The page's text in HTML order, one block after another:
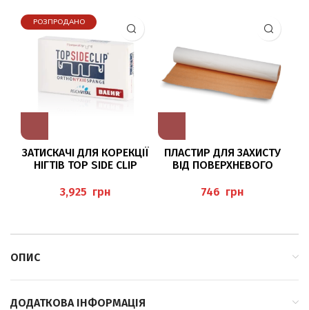
РОЗПРОДАНО
ЗАТИСКАЧІ ДЛЯ КОРЕКЦІЇ
НІГТІВ TOP SIDE CLIP
грн
ПЛАСТИР ДЛЯ ЗАХИСТУ
ВІД ПОВЕРХНЕВОГО
грн
ОПИС
ДОДАТКОВА ІНФОРМАЦІЯ